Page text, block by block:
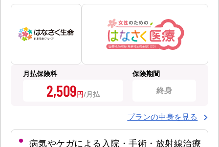
月払保険料
2,509円
保険期間
終身
プランの中身を見る
病気やケガによる入院・手術・放射線治療